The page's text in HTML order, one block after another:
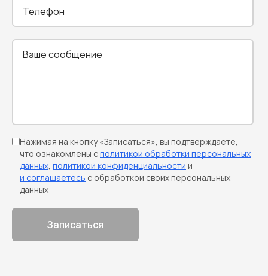
Нажимая на кнопку «Записаться», вы подтверждаете,
что ознакомлены сполитикой обработки персональных
данных политикой конфиденциальности и
и соглашаетесь с обработкой своих персональных
данных
Записаться